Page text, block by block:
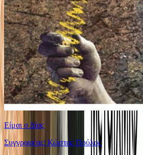
Είμαι ο Δίας
Συγγραφέας: Κώστας Πούλος